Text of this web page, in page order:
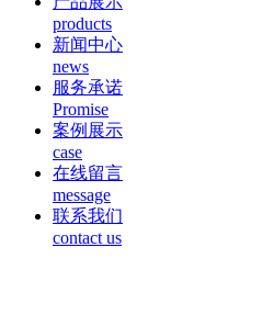
products
新闻中心
news
服务承诺
Promise
案例展示
case
在线留言
message
联系我们
contact us